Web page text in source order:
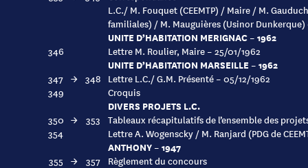
L.C./ M. Fouquet (CEEMTP) / Maire / M.
familiales) / M. Mauguières (Usinor Dunkerque)
UNITE D’HABITATION MERIGNAC – 1962
346 Lettre M. Roulier, Maire – 25/01/1962
UNITE D’HABITATION MARSEILLE – 1962
347 → 348 Lettre L.C./ G.M. Présenté – 05/12/1962
349
Croquis
DIVERS PROJETS L.C.
350 → 353 Tableaux récapitulatifs de l’ensemble des
354
Lettre A. Wogenscky / M. Ranjard (PDG de
ANTHONY – 1947
355 → 357 Règlement du concours